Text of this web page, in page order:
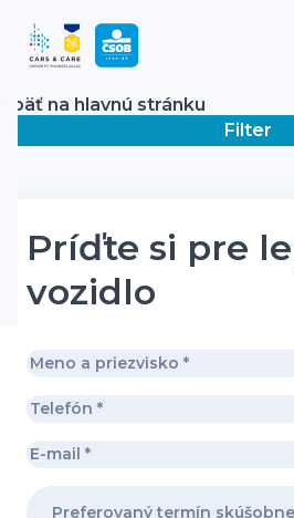
Späť na hlavnú stránku
Filter
Príďte si pre
vozidlo